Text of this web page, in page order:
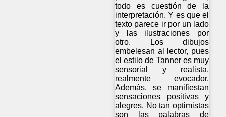
todo es cuestión de la
interpretación. Y es que el
texto parece ir por un lado
y las ilustraciones por
otro. Los dibujos
embelesan al lector, pues
el estilo de Tanner es muy
sensorial y realista,
realmente evocador.
Además, se manifiestan
sensaciones positivas y
alegres. No tan optimistas
son las palabras de